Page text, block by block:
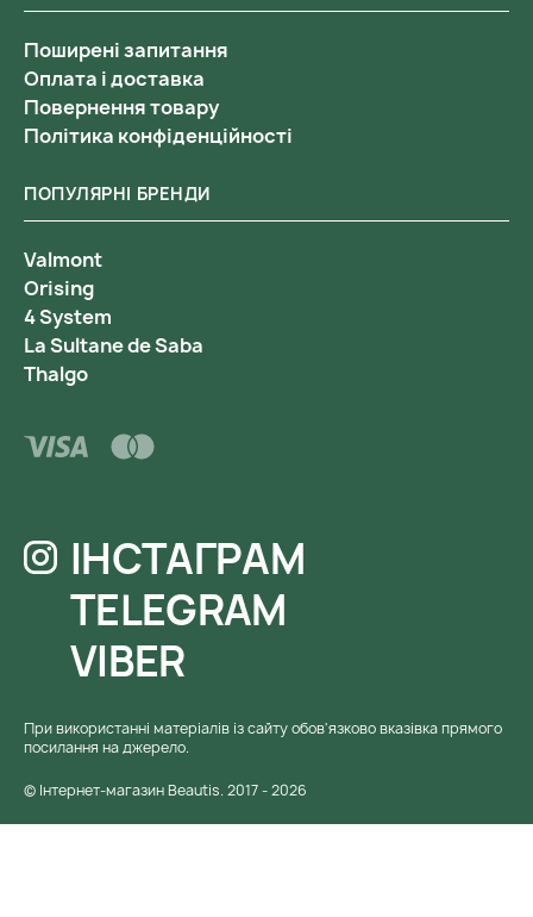
Поширені запитання
Оплата і доставка
Повернення товару
Політика конфіденційності
ПОПУЛЯРНІ БРЕНДИ
Valmont
Orising
4 System
La Sultane de Saba
Thalgo
ІНСТАГРАМ
TELEGRAM
VIBER
При використанні матеріалів із сайту обов'язково вказівка ​​прямого
посилання на джерело.
© Інтернет-магазин Beautis. 2017 - 2026